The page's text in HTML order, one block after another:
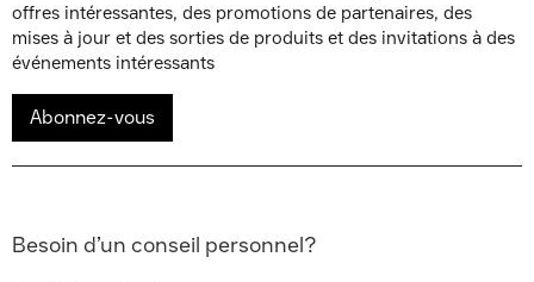
offres intéressantes, des promotions de partenaires, des
mises à jour et des sorties de produits et des invitations à des
événements intéressants
Abonnez-vous
Besoin d’un conseil personnel?